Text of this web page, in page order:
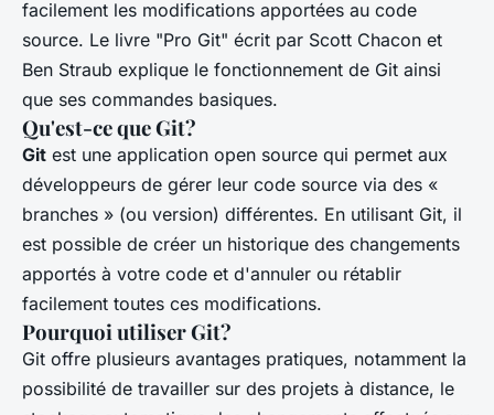
facilement les modifications apportées au code
source. Le livre "Pro Git" écrit par Scott Chacon et
Ben Straub explique le fonctionnement de Git ainsi
que ses commandes basiques.
Qu'est-ce que Git?
Git est une application open source qui permet aux
développeurs de gérer leur code source via des «
branches » (ou version) différentes. En utilisant Git, il
est possible de créer un historique des changements
apportés à votre code et d'annuler ou rétablir
facilement toutes ces modifications.
Pourquoi utiliser Git?
Git offre plusieurs avantages pratiques, notamment la
possibilité de travailler sur des projets à distance, le